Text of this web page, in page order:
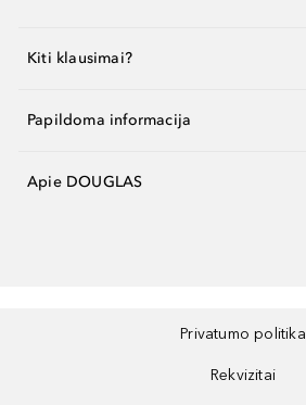
Kiti klausimai?
Papildoma informacija
Apie DOUGLAS
Privatumo politika
Rekvizitai